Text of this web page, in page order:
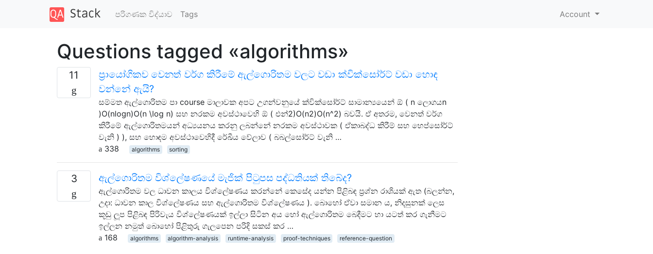
පරිගණක විද්යාව Tags Account
Questions tagged «algorithms»
11
ප්‍රායෝගිකව වෙනත් වර්ග කිරීමේ ඇල්ගොරිතම වලට වඩා ක්වික්සෝර්ට් වඩා හොඳ
වන්නේ ඇයි?
සම්මත ඇල්ගොරිතම පා course මාලාවක අපට උගන්වනුයේ ක්වික්සෝර්ට් සාමාන්‍යයෙන් ඕ ( n ලොගයn
)O(nlog⁡n)O(n \log n) සහ නරකම අවස්ථාවෙහි ඕ ( එන්2)O(n2)O(n^2) බවයි. ඒ අතරම, වෙනත් වර්ග
කිරීමේ ඇල්ගොරිතමයන් අධ්‍යයනය කරනු ලබන්නේ නරකම අවස්ථාවක ( ඒකාබද්ධ කිරීම් සහ හෙප්සෝර්ට්
වැනි ) ), සහ හොඳම අවස්ථාවෙහිදී රේඛීය වේලාව ( බබල්සෝර්ට් වැනි …
338
algorithms sorting
3 ඇල්ගොරිතම විශ්ලේෂණයේ මැජික් පිටුපස පද්ධතියක් තිබේද?
ඇල්ගොරිතම වල ධාවන කාලය විශ්ලේෂණය කරන්නේ කෙසේද යන්න පිළිබඳ ප්‍රශ්න රාශියක් ඇත (බලන්න,
උදා: ධාවන කාල විශ්ලේෂණය සහ ඇල්ගොරිතම විශ්ලේෂණය ). බොහෝ ඒවා සමාන ය, නිදසුනක් ලෙස
කූඩු ලූප පිළිබඳ පිරිවැය විශ්ලේෂණයක් ඉල්ලා සිටින අය හෝ ඇල්ගොරිතම බෙදීමට හා යටත් කර ගැනීමට
ඉල්ලන නමුත් බොහෝ පිළිතුරු ගැලපෙන පරිදි සකස් කර …
168
algorithms algorithm-analysis runtime-analysis proof-techniques reference-question